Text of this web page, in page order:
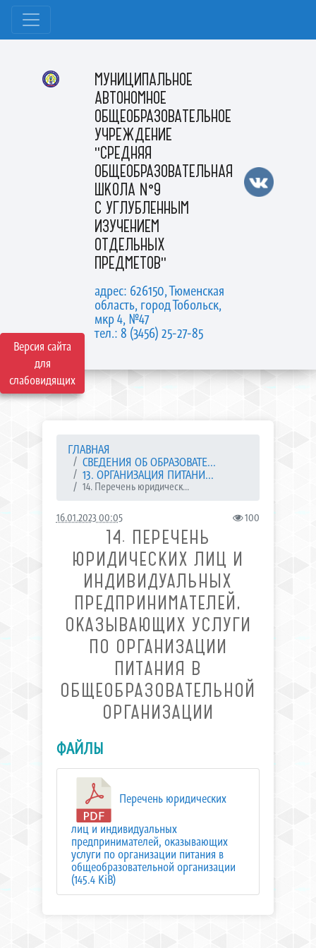
Версия сайта
для
слабовидящих
МУНИЦИПАЛЬНОЕ
АВТОНОМНОЕ
ОБЩЕОБРАЗОВАТЕЛЬНОЕ
УЧРЕЖДЕНИЕ
"СРЕДНЯЯ
ОБЩЕОБРАЗОВАТЕЛЬНАЯ
ШКОЛА №9
С УГЛУБЛЕННЫМ
ИЗУЧЕНИЕМ
ОТДЕЛЬНЫХ
ПРЕДМЕТОВ"
адрес: 626150, Тюменская
область, город Тобольск,
мкр 4, №47
тел.: 8 (3456) 25-27-85
ГЛАВНАЯ
СВЕДЕНИЯ ОБ ОБРАЗОВАТЕ...
13. ОРГАНИЗАЦИЯ ПИТАНИ...
14. Перечень юридическ...
16.01.2023 00:05 100
14. ПЕРЕЧЕНЬ
ЮРИДИЧЕСКИХ ЛИЦ И
ИНДИВИДУАЛЬНЫХ
ПРЕДПРИНИМАТЕЛЕЙ,
ОКАЗЫВАЮЩИХ УСЛУГИ
ПО ОРГАНИЗАЦИИ
ПИТАНИЯ В
ОБЩЕОБРАЗОВАТЕЛЬНОЙ
ОРГАНИЗАЦИИ
ФАЙЛЫ
Перечень юридических
лиц и индивидуальных
предпринимателей, оказывающих
услуги по организации питания в
общеобразовательной организации
(145.4 KiB)